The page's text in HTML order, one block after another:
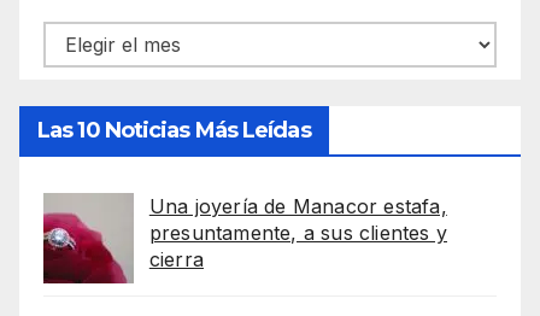
Archivos
Las 10 Noticias Más Leídas
Una joyería de Manacor estafa,
presuntamente, a sus clientes y
cierra